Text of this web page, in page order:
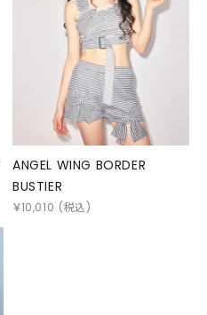
ANGEL WING BORDER
BUSTIER
￥10,010 (税込)